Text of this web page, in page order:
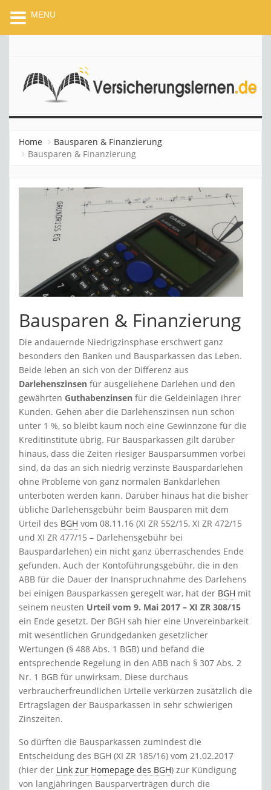
Home
Bausparen & Finanzierung
Bausparen & Finanzierung
Bausparen & Finanzierung
Die andauernde Niedrigzinsphase erschwert ganz
besonders den Banken und Bausparkassen das Leben.
Beide leben an sich von der Differenz aus
Darlehenszinsen für ausgeliehene Darlehen und den
gewährten Guthabenzinsen für die Geldeinlagen ihrer
Kunden. Gehen aber die Darlehenszinsen nun schon
unter 1 %, so bleibt kaum noch eine Gewinnzone für die
Kreditinstitute übrig. Für Bausparkassen gilt darüber
hinaus, dass die Zeiten riesiger Bausparsummen vorbei
sind, da das an sich niedrig verzinste Bauspardarlehen
ohne Probleme von ganz normalen Bankdarlehen
unterboten werden kann. Darüber hinaus hat die bisher
übliche Darlehensgebühr beim Bausparen mit dem
Urteil des BGH vom 08.11.16 (XI ZR 552/15, XI ZR 472/15
und XI ZR 477/15 – Darlehensgebühr bei
Bauspardarlehen) ein nicht ganz überraschendes Ende
gefunden. Auch der Kontoführungsgebühr, die in den
ABB für die Dauer der Inanspruchnahme des Darlehens
bei einigen Bausparkassen geregelt war, hat der BGH mit
seinem neusten Urteil vom 9. Mai 2017 – XI ZR 308/15
ein Ende gesetzt. Der BGH sah hier eine Unvereinbarkeit
mit wesentlichen Grundgedanken gesetzlicher
Wertungen (§ 488 Abs. 1 BGB) und befand die
entsprechende Regelung in den ABB nach § 307 Abs. 2
Nr. 1 BGB für unwirksam. Diese durchaus
verbraucherfreundlichen Urteile verkürzen zusätzlich die
Ertragslagen der Bausparkassen in sehr schwierigen
Zinszeiten.
So dürften die Bausparkassen zumindest die
Entscheidung des BGH (XI ZR 185/16) vom 21.02.2017
(hier der Link zur Homepage des BGH) zur Kündigung
von langjähringen Bausparverträgen durch die
MENU